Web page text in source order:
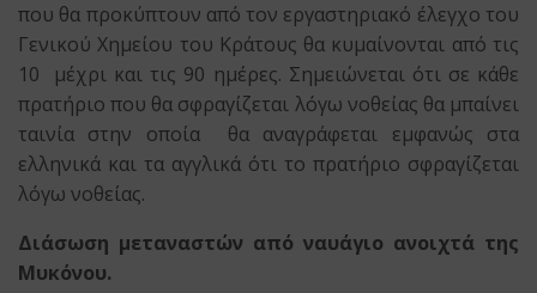
που θα προκύπτουν από τον εργαστηριακό έλεγχο του
Γενικού Χημείου του Κράτους θα κυμαίνονται από τις
10 μέχρι και τις 90 ημέρες. Σημειώνεται ότι σε κάθε
πρατήριο που θα σφραγίζεται λόγω νοθείας θα μπαίνει
ταινία στην οποία θα αναγράφεται εμφανώς στα
ελληνικά και τα αγγλικά ότι το πρατήριο σφραγίζεται
λόγω νοθείας.
Διάσωση μεταναστών από ναυάγιο ανοιχτά της
Μυκόνου.